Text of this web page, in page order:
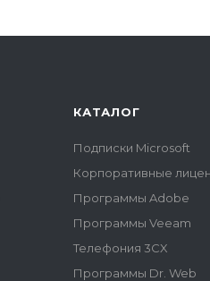
КАТАЛОГ
Подписки Microsoft
Корпоративные
Программы Adobe
Программы Veeam
Телефония 3CX
Программы Dr. Web